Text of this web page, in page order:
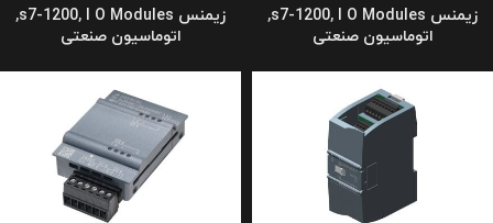
زیمنس s7-1200 , I O Modules
,
اتوماسیون صنعتی
زیمنس s7-1200 , I O Modules
,
اتوماسیون صنعتی